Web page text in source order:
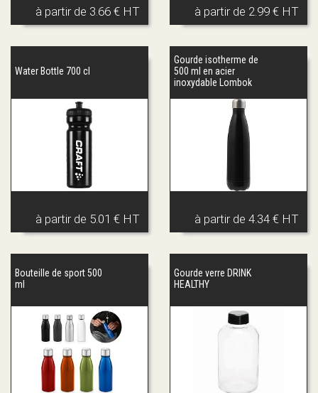
à partir de 3.66 € HT à partir de 2.99 € HT
Water Bottle 700 cl
à partir de 5.01 € HT
Gourde isotherme de
500 ml en acier
inoxydable Lombok
à partir de 4.34 € HT
Bouteille de sport 500
ml
Gourde verre DRINK
HEALTHY